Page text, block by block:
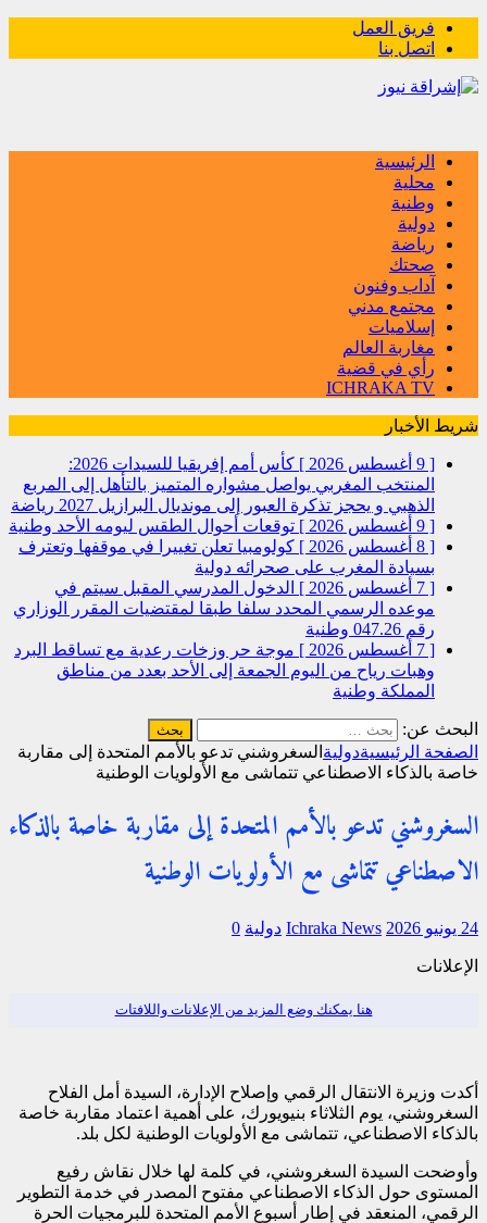
فريق العمل
اتصل بنا
الرئيسية
محلية
وطنية
دولية
رياضة
صحتك
آداب وفنون
مجتمع مدني
إسلاميات
مغاربة العالم
رأي في قضية
ICHRAKA TV
شريط الأخبار
[ 9 أغسطس 2026 ]
كأس أمم إفريقيا للسيدات 2026:
المنتخب المغربي يواصل مشواره المتميز بالتأهل إلى المربع
الذهبي و يحجز تذكرة العبور إلى مونديال البرازيل 2027
رياضة
[ 9 أغسطس 2026 ]
توقعات أحوال الطقس ليومه الأحد وطنية
[ 8 أغسطس 2026 ]
كولومبيا تعلن تغييرا في موقفها وتعترف
بسيادة المغرب على صحرائه دولية
[ 7 أغسطس 2026 ]
الدخول المدرسي المقبل سیتم في
موعده الرسمي المحدد سلفا طبقا لمقتضیات المقرر الوزاري
رقم 047.26
وطنية
[ 7 أغسطس 2026 ]
موجة حر وزخات رعدية مع تساقط البرد
وهبات رياح من اليوم الجمعة إلى الأحد بعدد من مناطق
المملكة وطنية
البحث عن:
الصفحة الرئيسيةدولية السغروشني تدعو بالأمم المتحدة إلى مقاربة
خاصة بالذكاء الاصطناعي تتماشى مع الأولويات الوطنية
السغروشني تدعو بالأمم المتحدة إلى مقاربة خاصة بالذكاء
الاصطناعي تتماشى مع الأولويات الوطنية
24 يونيو 2026 Ichraka News دولية 0
الإعلانات
هنا يمكنك وضع المزيد من الإعلانات واللافتات
أكدت وزيرة الانتقال الرقمي وإصلاح الإدارة، السيدة أمل الفلاح
السغروشني، يوم الثلاثاء بنيويورك، على أهمية اعتماد مقاربة خاصة
بالذكاء الاصطناعي، تتماشى مع الأولويات الوطنية لكل بلد.
وأوضحت السيدة السغروشني، في كلمة لها خلال نقاش رفيع
المستوى حول الذكاء الاصطناعي مفتوح المصدر في خدمة التطوير
الرقمي، المنعقد في إطار أسبوع الأمم المتحدة للبرمجيات الحرة